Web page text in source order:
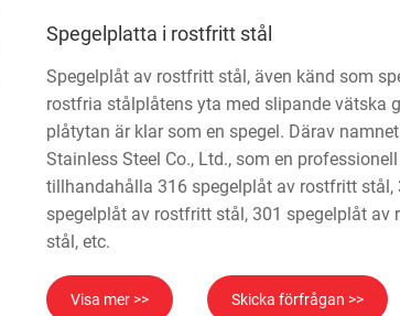
Spegelplatta i rostfritt stål
Spegelplåt av rostfritt stål, även känd som
rostfria stålplåtens yta med slipande vätska
plåtytan är klar som en spegel. Därav
Stainless Steel Co., Ltd., som en
tillhandahålla 316 spegelplåt av rostfritt
spegelplåt av rostfritt stål, 301 spegelplåt
stål, etc.
Visa mer >> Skicka förfrågan >>